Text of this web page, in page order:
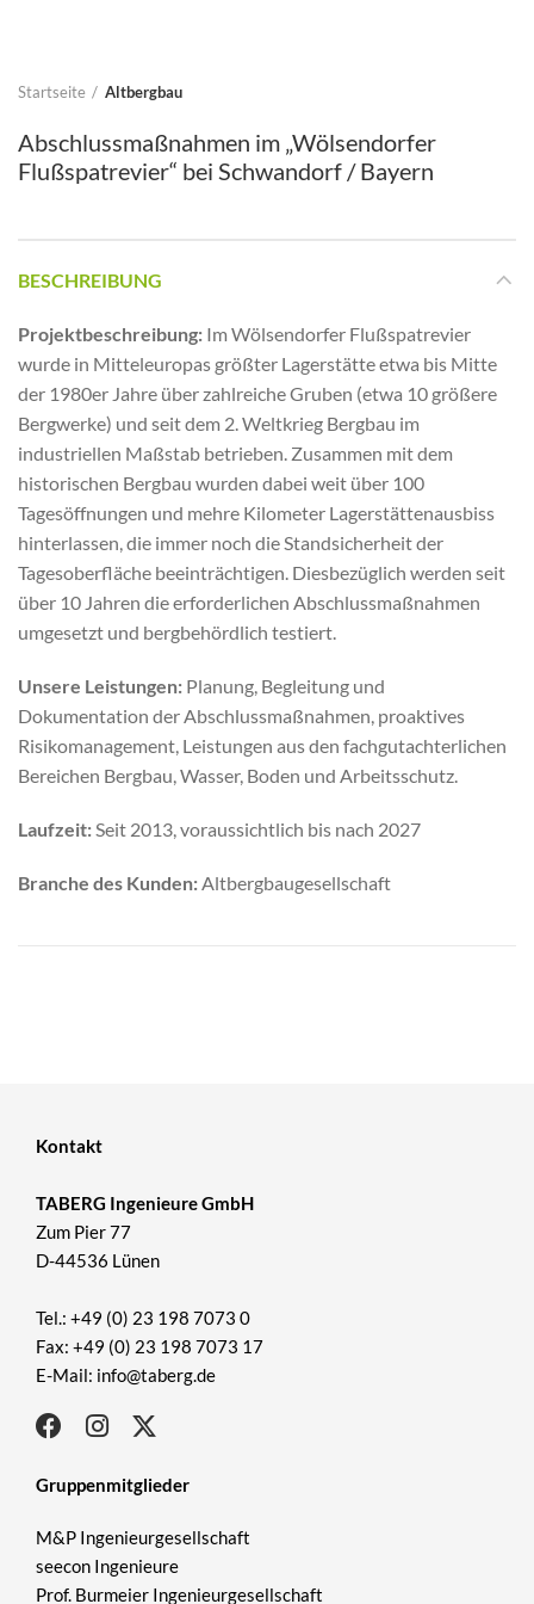
Startseite Altbergbau
Abschlussmaßnahmen im „Wölsendorfer
Flußspatrevier“ bei Schwandorf / Bayern
BESCHREIBUNG
Projektbeschreibung: Im Wölsendorfer Flußspatrevier
wurde in Mitteleuropas größter Lagerstätte etwa bis Mitte
der 1980er Jahre über zahlreiche Gruben (etwa 10 größere
Bergwerke) und seit dem 2. Weltkrieg Bergbau im
industriellen Maßstab betrieben. Zusammen mit dem
historischen Bergbau wurden dabei weit über 100
Tagesöffnungen und mehre Kilometer Lagerstättenausbiss
hinterlassen, die immer noch die Standsicherheit der
Tagesoberfläche beeinträchtigen. Diesbezüglich werden seit
über 10 Jahren die erforderlichen Abschlussmaßnahmen
umgesetzt und bergbehördlich testiert.
Unsere Leistungen: Planung, Begleitung und
Dokumentation der Abschlussmaßnahmen, proaktives
Risikomanagement, Leistungen aus den fachgutachterlichen
Bereichen Bergbau, Wasser, Boden und Arbeitsschutz.
Laufzeit: Seit 2013, voraussichtlich bis nach 2027
Branche des Kunden: Altbergbaugesellschaft
Gruppenmitglieder
M&P Ingenieurgesellschaft
seecon Ingenieure
Prof. Burmeier Ingenieurgesellschaft
Kontakt
TABERG Ingenieure GmbH
Zum Pier 77
D-44536 Lünen
Tel.: +49 (0) 23 198 7073 0
Fax: +49 (0) 23 198 7073 17
E-Mail: info@taberg.de